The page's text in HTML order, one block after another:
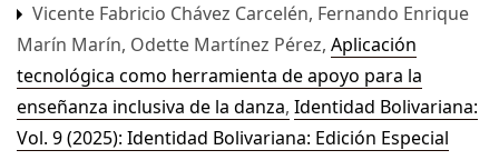
Vicente Fabricio Chávez Carcelén, Fernando Enrique
Marín Marín, Odette Martínez Pérez, Aplicación
tecnológica como herramienta de apoyo para la
enseñanza inclusiva de la danza, Identidad Bolivariana:
Vol. 9 (2025): Identidad Bolivariana: Edición Especial